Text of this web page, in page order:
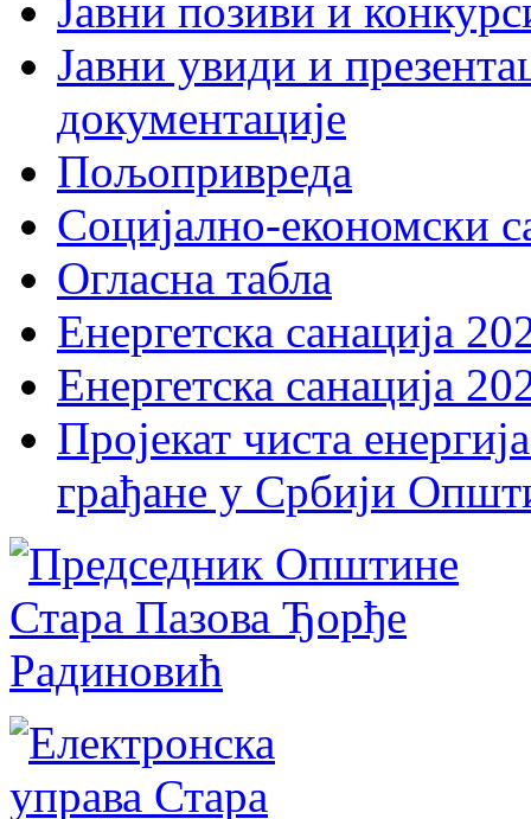
Јавни позиви и
Јавни увиди и
документације
Пољопривреда
Социјално-економски
Огласна табла
Енергетска санација
Енергетска санација
Пројекат чиста
грађане у Србији